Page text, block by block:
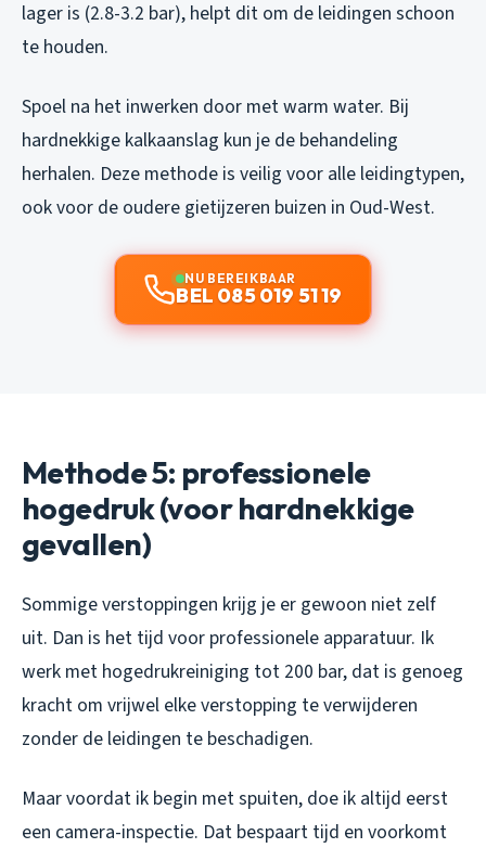
lager is (2.8-3.2 bar), helpt dit om de leidingen schoon
te houden.
Spoel na het inwerken door met warm water. Bij
hardnekkige kalkaanslag kun je de behandeling
herhalen. Deze methode is veilig voor alle leidingtypen,
ook voor de oudere gietijzeren buizen in Oud-West.
NU BEREIKBAAR
BEL 085 019 51 19
Methode 5: professionele
hogedruk (voor hardnekkige
gevallen)
Sommige verstoppingen krijg je er gewoon niet zelf
uit. Dan is het tijd voor professionele apparatuur. Ik
werk met hogedrukreiniging tot 200 bar, dat is genoeg
kracht om vrijwel elke verstopping te verwijderen
zonder de leidingen te beschadigen.
Maar voordat ik begin met spuiten, doe ik altijd eerst
een camera-inspectie. Dat bespaart tijd en voorkomt